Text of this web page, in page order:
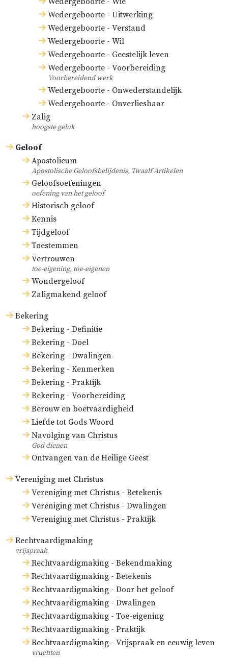
Wedergeboorte - Uitwerking
Wedergeboorte - Verstand
Wedergeboorte - Wil
Wedergeboorte - Geestelijk leven
Wedergeboorte - Voorbereiding
Voorbereidend werk
Wedergeboorte - Onwederstandelijk
Wedergeboorte - Onverliesbaar
Zalig
hoogste geluk
Geloof
Apostolicum
Apostolische Geloofsbelijdenis, Twaalf Artikelen
Geloofsoefeningen
oefening van het geloof
Historisch geloof
Kennis
Tijdgeloof
Toestemmen
Vertrouwen
toe-eigening, toe-eigenen
Wondergeloof
Zaligmakend geloof
Bekering
Bekering - Definitie
Bekering - Doel
Bekering - Dwalingen
Bekering - Kenmerken
Bekering - Praktijk
Bekering - Voorbereiding
Berouw en boetvaardigheid
Liefde tot Gods Woord
Navolging van Christus
God dienen
Ontvangen van de Heilige Geest
Vereniging met Christus
Vereniging met Christus - Betekenis
Vereniging met Christus - Dwalingen
Vereniging met Christus - Praktijk
Rechtvaardigmaking
vrijspraak
Rechtvaardigmaking - Bekendmaking
Rechtvaardigmaking - Betekenis
Rechtvaardigmaking - Door het geloof
Rechtvaardigmaking - Dwalingen
Rechtvaardigmaking - Toe-eigening
Rechtvaardigmaking - Praktijk
Rechtvaardigmaking - Vrijspraak en eeuwig leven
vruchten